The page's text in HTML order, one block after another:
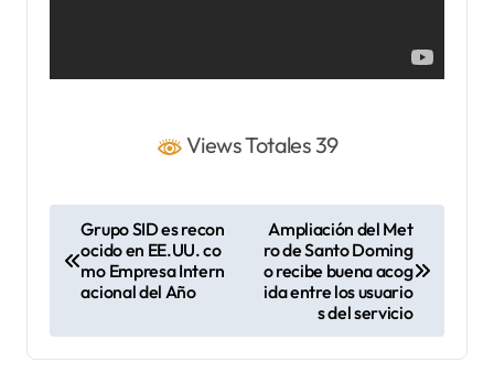
Views Totales 39
e
g
Grupo SID es recon
ocido en EE.UU. co
mo Empresa Intern
acional del Año
Ampliación del Met
ro de Santo Doming
o recibe buena acog
ida entre los usuario
s del servicio